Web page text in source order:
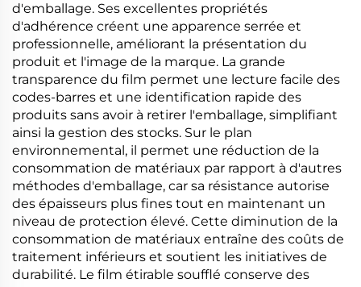
d'emballage. Ses excellentes propriétés
d'adhérence créent une apparence serrée et
professionnelle, améliorant la présentation du
produit et l'image de la marque. La grande
transparence du film permet une lecture facile des
codes-barres et une identification rapide des
produits sans avoir à retirer l'emballage, simplifiant
ainsi la gestion des stocks. Sur le plan
environnemental, il permet une réduction de la
consommation de matériaux par rapport à d'autres
méthodes d'emballage, car sa résistance autorise
des épaisseurs plus fines tout en maintenant un
niveau de protection élevé. Cette diminution de la
consommation de matériaux entraîne des coûts de
traitement inférieurs et soutient les initiatives de
durabilité. Le film étirable soufflé conserve des